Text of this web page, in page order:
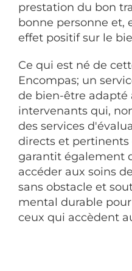
prestation du bon
bonne personne et,
effet positif sur le
Ce qui est né de
Encompas; un
de bien-être adapté
intervenants qui,
des services
directs et
garantit également
accéder aux soins
sans obstacle et
mental durable
ceux qui accèdent